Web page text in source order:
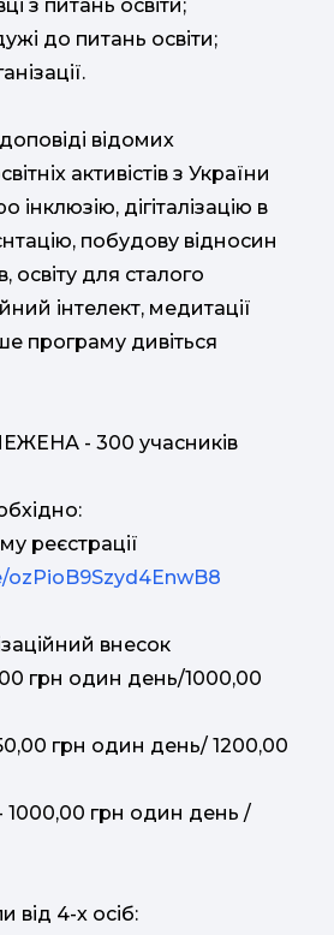
з питань освіти;
до питань освіти;
відомих
активістів з України
інклюзію, дігіталізацію в
побудову відносин
освіту для сталого
інтелект, медитації
програму дивіться
- 300 учасників
реєстрації
внесок
грн один день/1000,00
грн один день/ 1200,00
грн один день /
від 4-х осіб: